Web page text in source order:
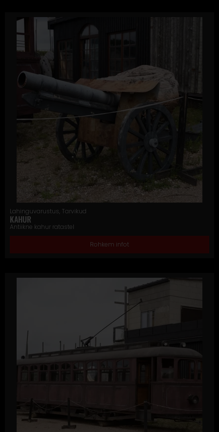
Lahinguvarustus Tarvikud
KAHUR
Antiikne kahur ratastel
Rohkem infot